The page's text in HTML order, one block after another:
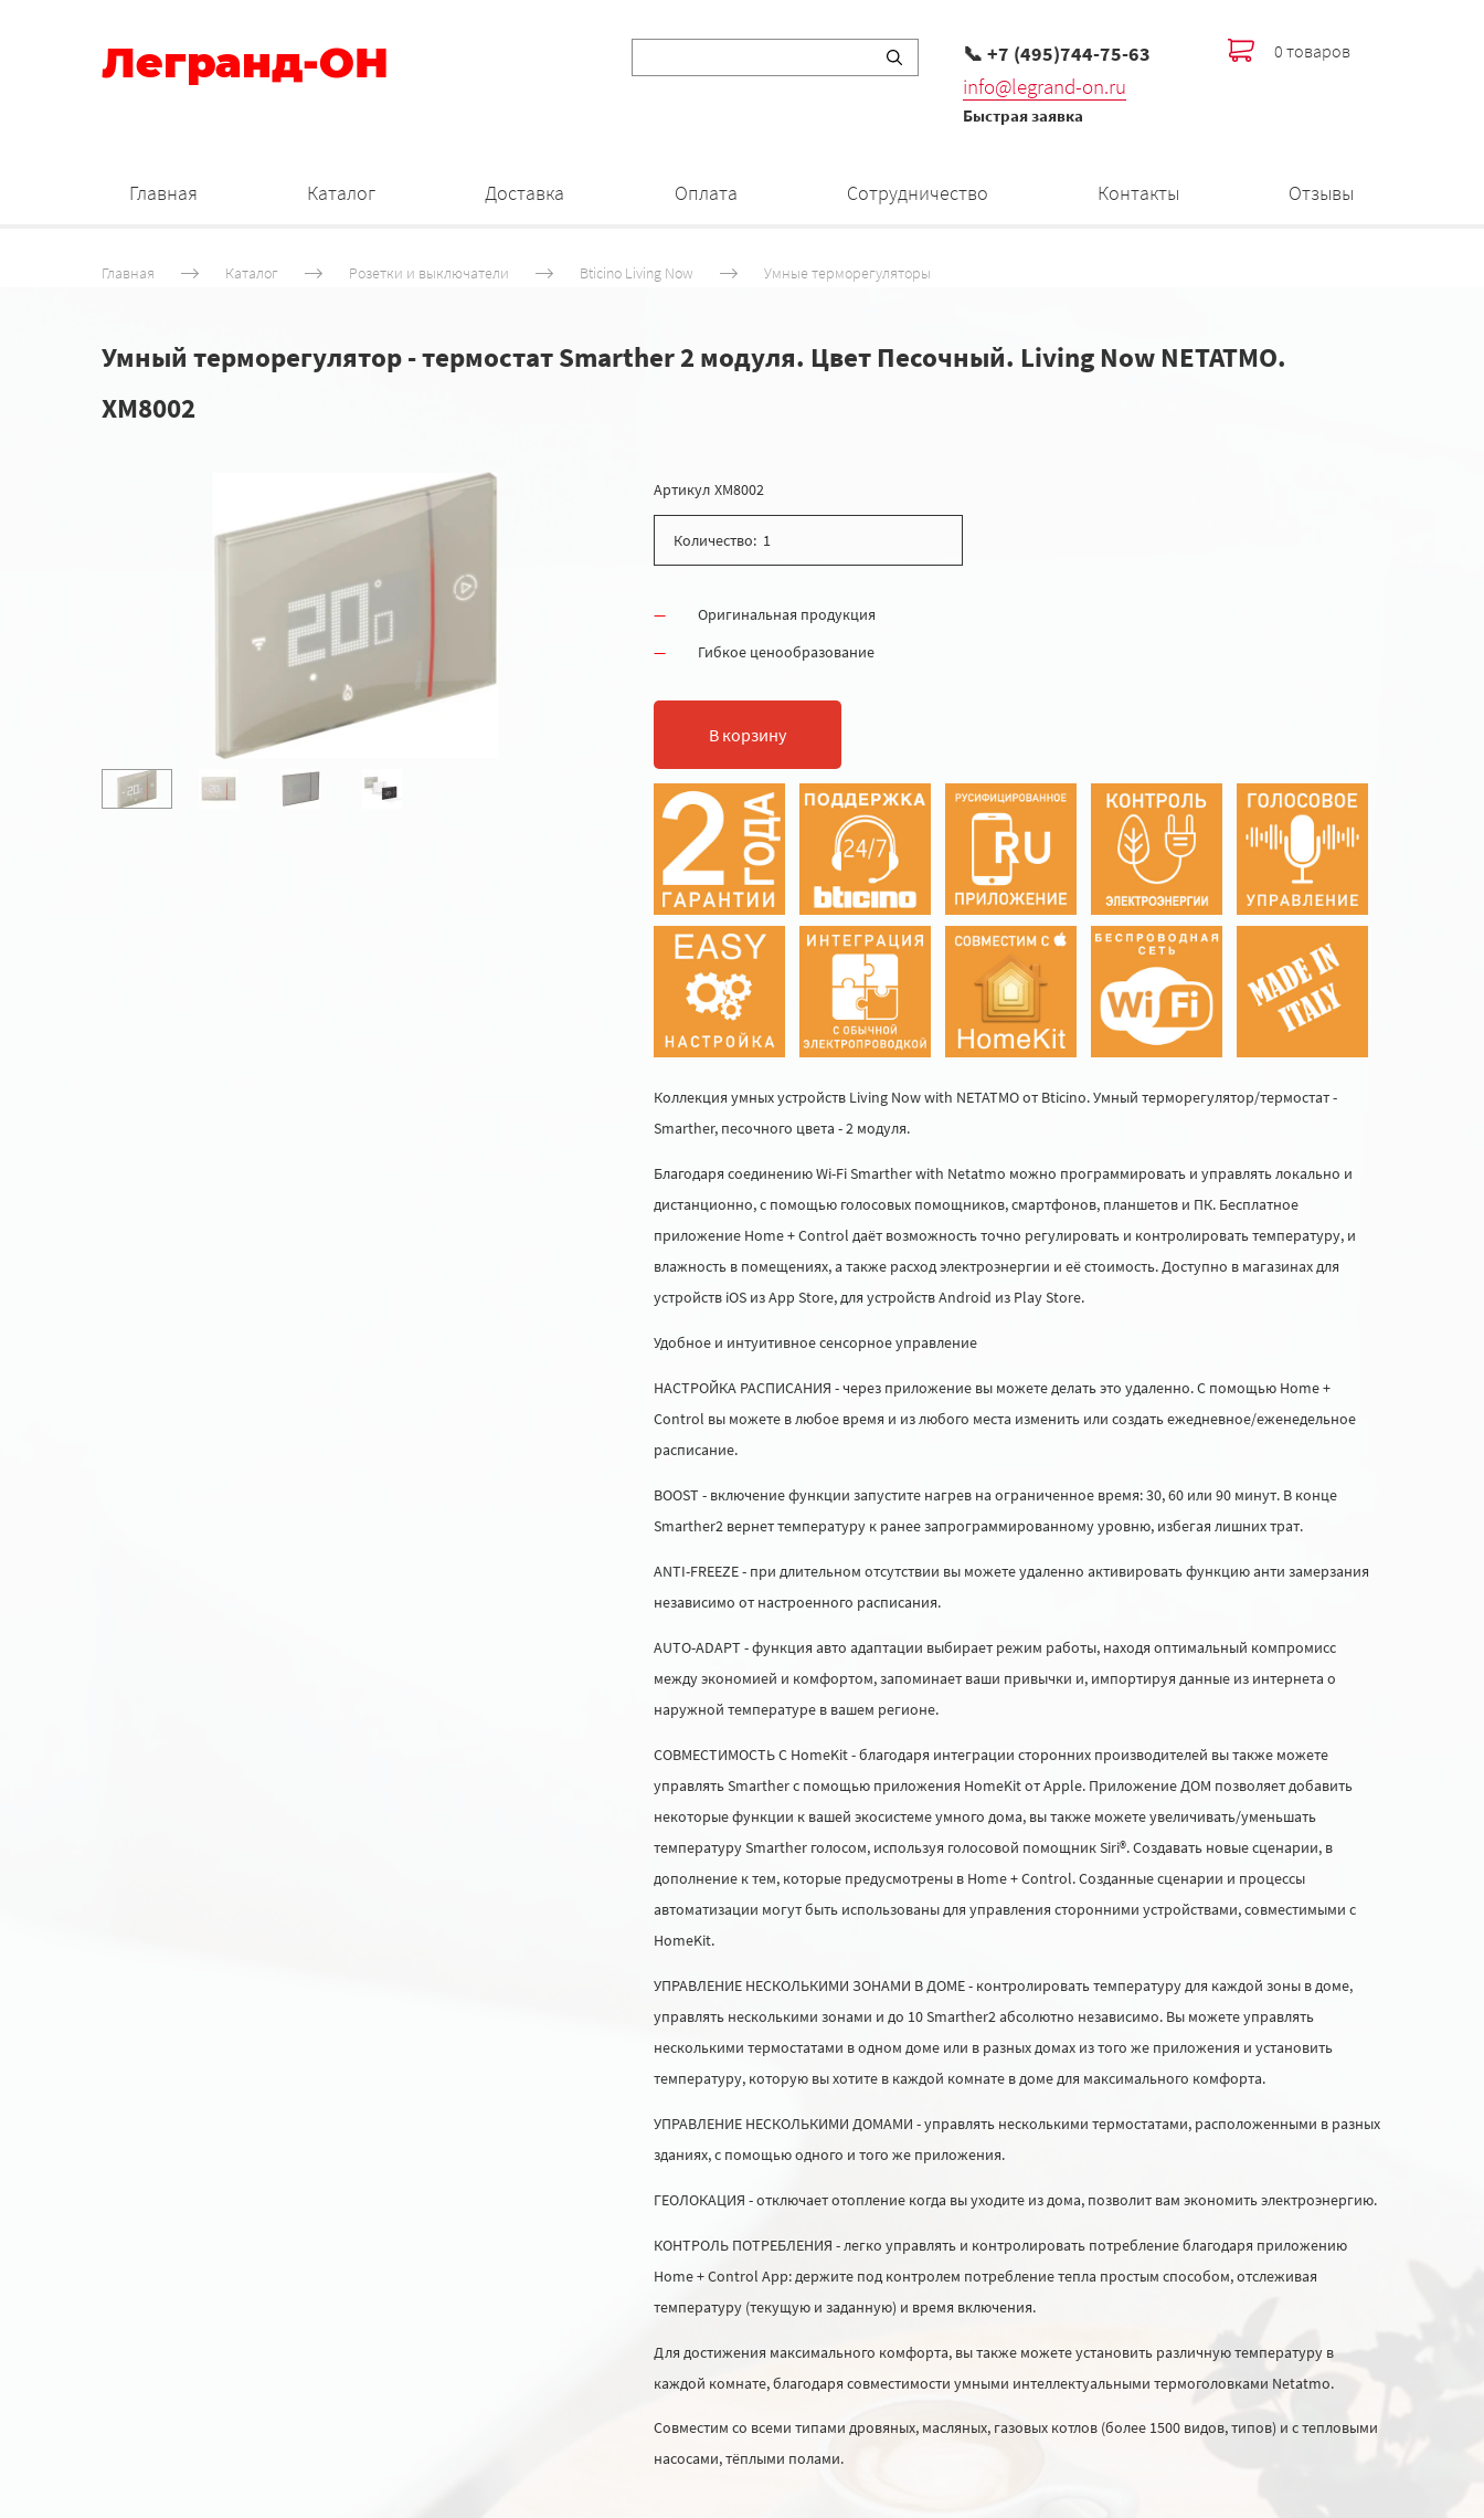
Легранд-ОН 📞 +7 (495)744-75-63
info@legrand-on.ru
Быстрая заявка
0 товаров
Главная Каталог Доставка Оплата Сотрудничество Контакты Отзывы
Главная Каталог Розетки и выключатели Bticino Living Now Умные терморегуляторы
Умный терморегулятор - термостат Smarther 2 модуля. Цвет Песочный. Living Now NETATMO.
XM8002
Артикул XM8002
Количество:
Оригинальная продукция
Гибкое ценообразование
В корзину
Коллекция умных устройств Living Now with NETATMO от Bticino. Умный терморегулятор/термостат -
Smarther, песочного цвета - 2 модуля.
Благодаря соединению Wi-Fi Smarther with Netatmo можно программировать и управлять локально и
дистанционно, с помощью голосовых помощников, смартфонов, планшетов и ПК. Бесплатное
приложение Home + Control даёт возможность точно регулировать и контролировать температуру, и
влажность в помещениях, а также расход электроэнергии и её стоимость. Доступно в магазинах для
устройств iOS из App Store, для устройств Android из Play Store.
Удобное и интуитивное сенсорное управление
НАСТРОЙКА РАСПИСАНИЯ - через приложение вы можете делать это удаленно. С помощью Home +
Control вы можете в любое время и из любого места изменить или создать ежедневное/еженедельное
расписание.
BOOST - включение функции запустите нагрев на ограниченное время: 30, 60 или 90 минут. В конце
Smarther2 вернет температуру к ранее запрограммированному уровню, избегая лишних трат.
ANTI-FREEZE - при длительном отсутствии вы можете удаленно активировать функцию анти замерзания
независимо от настроенного расписания.
AUTO-ADAPT - функция авто адаптации выбирает режим работы, находя оптимальный компромисс
между экономией и комфортом, запоминает ваши привычки и, импортируя данные из интернета о
наружной температуре в вашем регионе.
СОВМЕСТИМОСТЬ С HomeKit - благодаря интеграции сторонних производителей вы также можете
управлять Smarther с помощью приложения HomeKit от Apple. Приложение ДОМ позволяет добавить
некоторые функции к вашей экосистеме умного дома, вы также можете увеличивать/уменьшать
температуру Smarther голосом, используя голосовой помощник Siri®. Создавать новые сценарии, в
дополнение к тем, которые предусмотрены в Home + Control. Созданные сценарии и процессы
автоматизации могут быть использованы для управления сторонними устройствами, совместимыми с
HomeKit.
УПРАВЛЕНИЕ НЕСКОЛЬКИМИ ЗОНАМИ В ДОМЕ - контролировать температуру для каждой зоны в доме,
управлять несколькими зонами и до 10 Smarther2 абсолютно независимо. Вы можете управлять
несколькими термостатами в одном доме или в разных домах из того же приложения и установить
температуру, которую вы хотите в каждой комнате в доме для максимального комфорта.
УПРАВЛЕНИЕ НЕСКОЛЬКИМИ ДОМАМИ - управлять несколькими термостатами, расположенными в разных
зданиях, с помощью одного и того же приложения.
ГЕОЛОКАЦИЯ - отключает отопление когда вы уходите из дома, позволит вам экономить электроэнергию.
КОНТРОЛЬ ПОТРЕБЛЕНИЯ - легко управлять и контролировать потребление благодаря приложению
Home + Control App: держите под контролем потребление тепла простым способом, отслеживая
температуру (текущую и заданную) и время включения.
Для достижения максимального комфорта, вы также можете установить различную температуру в
каждой комнате, благодаря совместимости умными интеллектуальными термоголовками Netatmo.
Совместим со всеми типами дровяных, масляных, газовых котлов (более 1500 видов, типов) и с тепловыми
насосами, тёплыми полами.